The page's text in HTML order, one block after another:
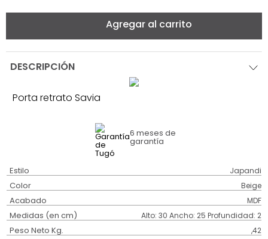
Agregar al carrito
DESCRIPCIÓN
Porta retrato Savia
6 meses de
garantía
Estilo Japandi
Color Beige
Acabado MDF
Medidas (en cm) Alto: 30 Ancho: 25 Profundidad: 2
Peso Neto Kg. ,42